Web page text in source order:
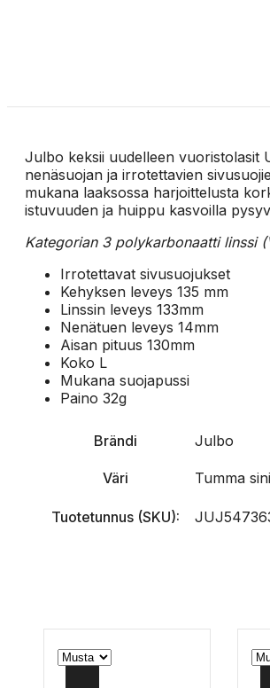
Julbo keksii uudelleen vuoristolasit
nenäsuojan ja irrotettavien
mukana laaksossa harjoittelusta
istuvuuden ja huippu kasvoilla
Kategorian 3 polykarbonaatti linssi
Irrotettavat sivusuojukset
Kehyksen leveys 135 mm
Linssin leveys 133mm
Nenätuen leveys 14mm
Aisan pituus 130mm
Koko L
Mukana suojapussi
Paino 32g
Brändi Julbo
Väri Tumma
Tuotetunnus (SKU):